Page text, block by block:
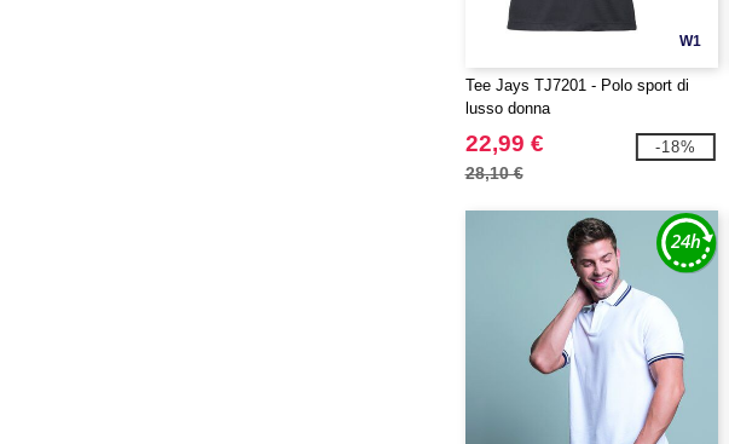
W1
Tee Jays TJ7201 - Polo sport di
lusso donna
22,99 €
28,10 €
-18%